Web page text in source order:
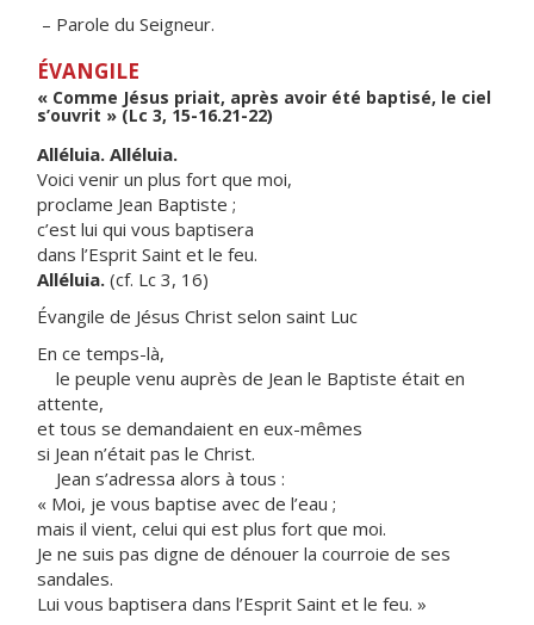
– Parole du Seigneur.
ÉVANGILE
« Comme Jésus priait, après avoir été baptisé, le ciel
s’ouvrit » (Lc 3, 15-16.21-22)
Alléluia. Alléluia.
Voici venir un plus fort que moi,
proclame Jean Baptiste ;
c’est lui qui vous baptisera
dans l’Esprit Saint et le feu.
Alléluia. (cf. Lc 3, 16)
Évangile de Jésus Christ selon saint Luc
En ce temps-là,
le peuple venu auprès de Jean le Baptiste était en
attente,
et tous se demandaient en eux-mêmes
si Jean n’était pas le Christ.
Jean s’adressa alors à tous :
« Moi, je vous baptise avec de l’eau ;
mais il vient, celui qui est plus fort que moi.
Je ne suis pas digne de dénouer la courroie de ses
sandales.
Lui vous baptisera dans l’Esprit Saint et le feu. »